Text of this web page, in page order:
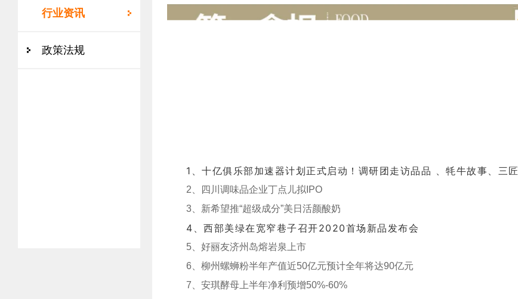
行业资讯
政策法规
1、十亿俱乐部加速器计划正式启动！调研团走访品品 、牦牛故事、三匠
2、四川调味品企业丁点儿拟IPO
3、新希望推“超级成分”美日活颜酸奶
4、西部美绿在宽窄巷子召开2020首场新品发布会
5、好丽友济州岛熔岩泉上市
6、柳州螺蛳粉半年产值近50亿元预计全年将达90亿元
7、安琪酵母上半年净利预增50%-60%